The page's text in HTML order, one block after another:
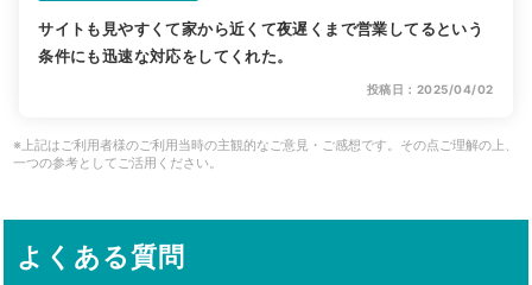
サイトも見やすくて家から近くて夜遅くまで営業してるという
条件にも迅速な対応をしてくれた。
投稿日：2025/04/02
※上記はご利用者様のご利用当時の主観的なご意見・ご感想です。その点ご理解の上、
一つの参考としてご活用ください。
よくある質問